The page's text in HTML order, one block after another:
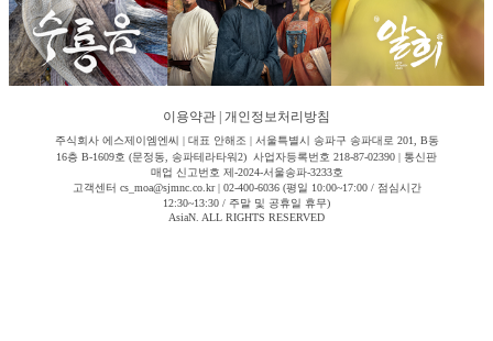
이용약관 개인정보처리방침
주식회사 에스제이엠엔씨 | 대표 안해조 | 서울특별시 송파구 송파대로 201, B동
16층 B-1609호 (문정동, 송파테라타워2) 사업자등록번호 218-87-02390 | 통신판
매업 신고번호 제-2024-서울송파-3233호
고객센터 cs_moa@sjmnc.co.kr | 02-400-6036 (평일 10:00~17:00 / 점심시간
12:30~13:30 / 주말 및 공휴일 휴무)
AsiaN. ALL RIGHTS RESERVED